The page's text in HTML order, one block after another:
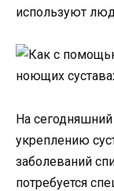
используют
На сегодняшний
укреплению
заболеваний
потребуется